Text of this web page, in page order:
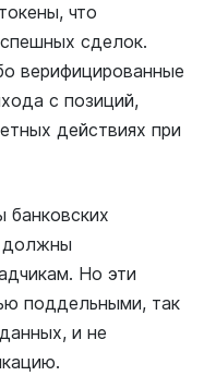
что
сделок.
верифицированные
с позиций,
действиях при
должны
Но эти
поддельными, так
и не